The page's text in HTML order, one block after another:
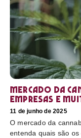
Mercado da
empresas e
11 de junho de 2025
O mercado da
entenda quais são